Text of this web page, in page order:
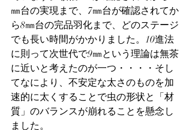
㎜台の実現まで、7㎜台が確認されてか
ら8㎜台の完品羽化まで、どのステージ
でも長い時間がかかりました。10進法
に則って次世代で9㎜という理論は無茶
に近いと考えたのが一つ・・・・そし
てなにより、不安定な太さのものを加
速的に太くすることで虫の形状と「材
質」のバランスが崩れることを懸念し
ました。